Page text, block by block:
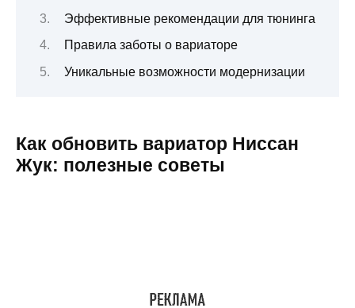
Эффективные рекомендации для тюнинга
Правила заботы о вариаторе
Уникальные возможности модернизации
Как обновить вариатор Ниссан
Жук: полезные советы